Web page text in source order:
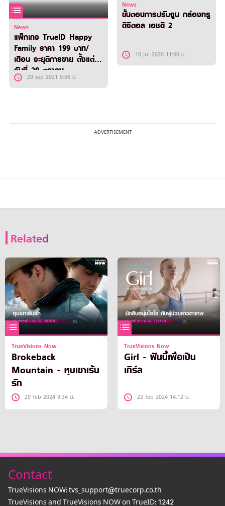
News
แพ็กเกจ TrueID Happy
Family ราคา 199 บาท/
เดือน จะยุติการขาย ตั้งแต่
วันที่ 29 ตุลาคม
2564 เป็นต้นไป
29 sep 2021 9:06 น.
News
ขั้นตอนการปรับจูน กล่องทรู
ดิจิตอล เอชดี 2
10 jul 2020 11:00 น.
Related
TrueVisions Now
Brokeback
Mountain - หุบเขาเร้น
รัก
29 feb 2024 9:34 น.
TrueVisions Now
Girl - ฝันนี้เพื่อเป็น
เกิร์ล
22 feb 2024 14:12 น.
Contact
TrueVisions NOW: tvs_support@truecorp.co.th
TrueVisions and TrueVisions NOW on TrueID: 1242